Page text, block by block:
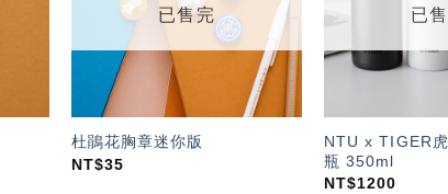
已售完
杜鵑花胸章迷你版
NT$35
已
NTU x TIGER
瓶 350ml
NT$1200